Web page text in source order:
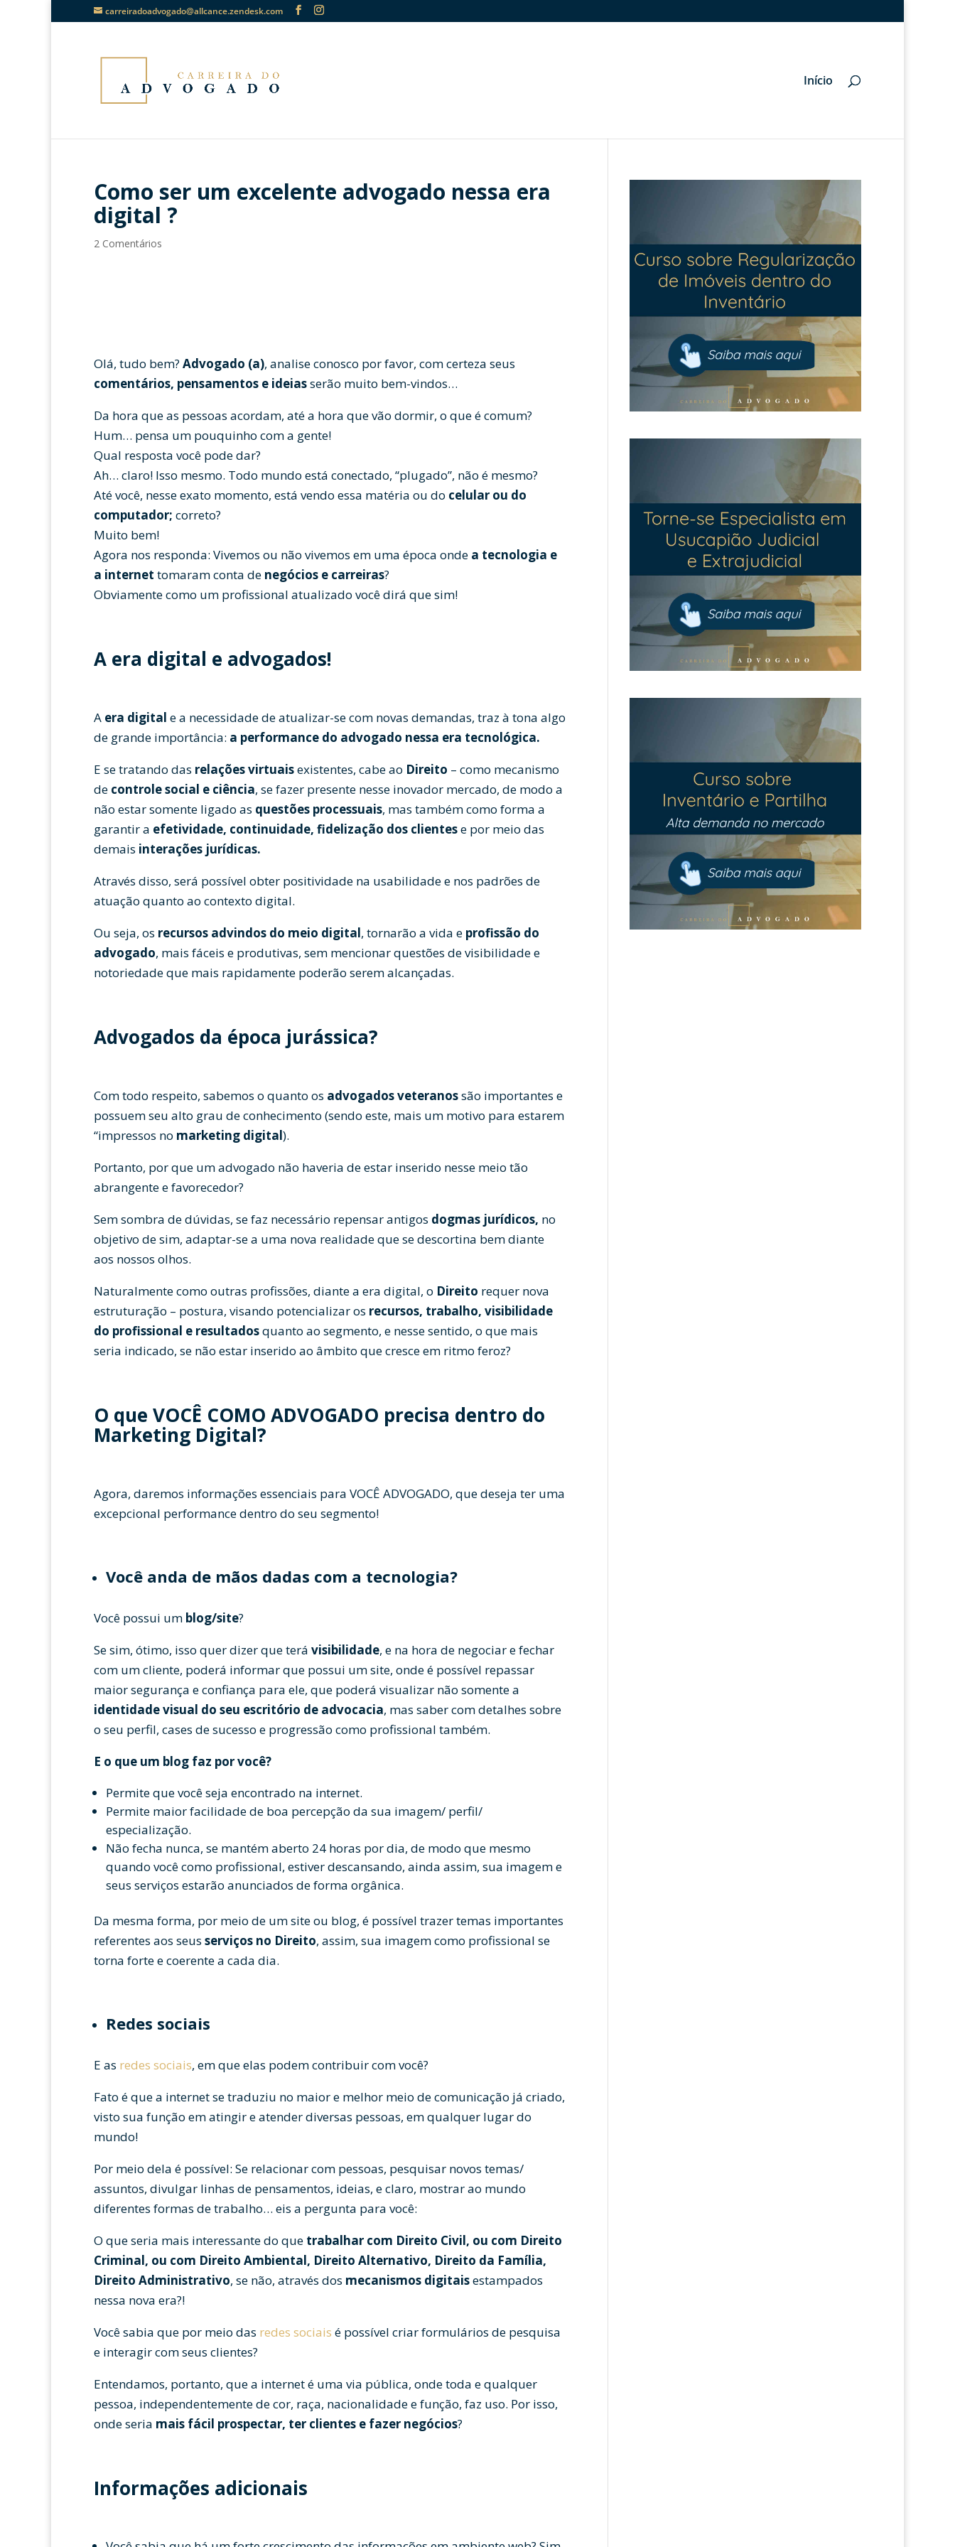
carreiradoadvogado@allcance.zendesk.com
Início
Como ser um excelente advogado nessa era
digital ?
2 Comentários
Olá, tudo bem? Advogado (a), analise conosco por favor, com certeza seus
comentários, pensamentos e ideiasserão muito bem-vindos…
Da hora que as pessoas acordam, até a hora que vão dormir, o que é comum?
Hum… pensa um pouquinho com a gente!
Qual resposta você pode dar?
Ah… claro! Isso mesmo. Todo mundo está conectado, “plugado”, não é mesmo?
Até você, nesse exato momento, está vendo essa matéria ou do celular ou do
computador; correto?
Muito bem!
Agora nos responda: Vivemos ou não vivemos em uma época onde a tecnologia e
a internet tomaram conta de negócios e carreiras?
Obviamente como um profissional atualizado você dirá que sim!
A era digital e advogados!
A era digital e a necessidade de atualizar-se com novas demandas, traz à tona algo
de grande importância: a performance do advogado nessa era tecnológica.
E se tratando das relações virtuaisexistentes, cabe ao Direito – como mecanismo
de controle social e ciência, se fazer presente nesse inovador mercado, de modo a
não estar somente ligado as questões processuais, mas também como forma a
garantir a efetividade, continuidade, fidelização dos clientese por meio das
demais interações jurídicas.
Através disso, será possível obter positividade na usabilidade e nos padrões de
atuação quanto ao contexto digital.
Ou seja, os recursos advindos do meio digital, tornarão a vida e profissão do
advogado, mais fáceis e produtivas, sem mencionar questões de visibilidade e
notoriedade que mais rapidamente poderão serem alcançadas.
Advogados da época jurássica?
Com todo respeito, sabemos o quanto os advogados veteranossão importantes e
possuem seu alto grau de conhecimento (sendo este, mais um motivo para estarem
“impressos no marketing digital).
Portanto, por que um advogado não haveria de estar inserido nesse meio tão
abrangente e favorecedor?
Sem sombra de dúvidas, se faz necessário repensar antigos dogmas jurídicos, no
objetivo de sim, adaptar-se a uma nova realidade que se descortina bem diante
aos nossos olhos.
Naturalmente como outras profissões, diante a era digital, o Direito requer nova
estruturação – postura, visando potencializar os recursos, trabalho, visibilidade
do profissional e resultadosquanto ao segmento, e nesse sentido, o que mais
seria indicado, se não estar inserido ao âmbito que cresce em ritmo feroz?
O que VOCÊ COMO ADVOGADO precisa dentro do
Marketing Digital?
Agora, daremos informações essenciais para VOCÊ ADVOGADO, que deseja ter uma
excepcional performance dentro do seu segmento!
Você anda de mãos dadas com a tecnologia?
Você possui um blog/site?
Se sim, ótimo, isso quer dizer que terá visibilidade, e na hora de negociar e fechar
com um cliente, poderá informar que possui um site, onde é possível repassar
maior segurança e confiança para ele, que poderá visualizar não somente a
identidade visual do seu escritório de advocacia, mas saber com detalhes sobre
o seu perfil, cases de sucesso e progressão como profissional também.
E o que um blog faz por você?
Permite que você seja encontrado na internet.
Permite maior facilidade de boa percepção da sua imagem/ perfil/
especialização.
Não fecha nunca, se mantém aberto 24 horas por dia, de modo que mesmo
quando você como profissional, estiver descansando, ainda assim, sua imagem e
seus serviços estarão anunciados de forma orgânica.
Da mesma forma, por meio de um site ou blog, é possível trazer temas importantes
referentes aos seus serviços no Direito, assim, sua imagem como profissional se
torna forte e coerente a cada dia.
Redes sociais
E as redes sociais, em que elas podem contribuir com você?
Fato é que a internet se traduziu no maior e melhor meio de comunicação já criado,
visto sua função em atingir e atender diversas pessoas, em qualquer lugar do
mundo!
Por meio dela é possível: Se relacionar com pessoas, pesquisar novos temas/
assuntos, divulgar linhas de pensamentos, ideias, e claro, mostrar ao mundo
diferentes formas de trabalho… eis a pergunta para você:
O que seria mais interessante do que trabalhar com Direito Civil, ou com Direito
Criminal, ou com Direito Ambiental, Direito Alternativo, Direito da Família,
Direito Administrativo, se não, através dos mecanismos digitaisestampados
nessa nova era?!
Você sabia que por meio das redes sociais é possível criar formulários de pesquisa
e interagir com seus clientes?
Entendamos, portanto, que a internet é uma via pública, onde toda e qualquer
pessoa, independentemente de cor, raça, nacionalidade e função, faz uso. Por isso,
onde seria mais fácil prospectar, ter clientes e fazer negócios?
Informações adicionais